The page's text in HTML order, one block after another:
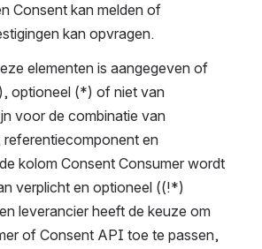
Consent kan melden of
kan opvragen.
elementen is aangegeven of
optioneel (*) of niet van
voor de combinatie van
en
kolom Consent Consumer wordt
verplicht en optioneel ((!*)
leverancier heeft de keuze om
of Consent API toe te passen,